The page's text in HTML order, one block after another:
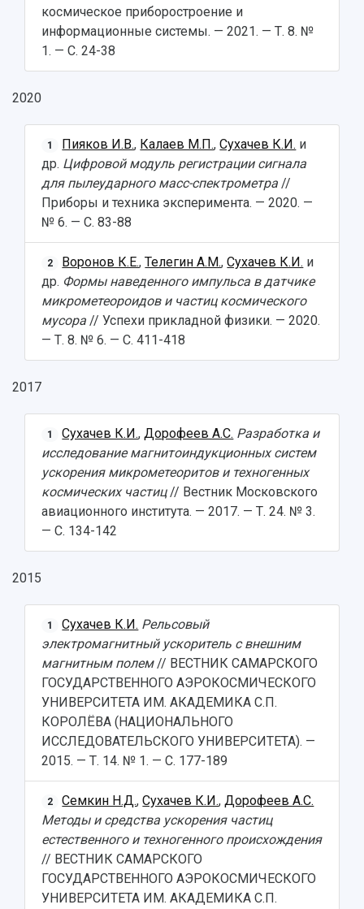
космическое приборостроение и
информационные системы. — 2021. — Т. 8. №
1. — С. 24-38
2020
1 Пияков И.В., Калаев М.П.,Сухачев К.И. и
др. Цифровой модуль регистрации сигнала
для пылеударного масс-спектрометра //
Приборы и техника эксперимента. — 2020. —
№ 6. — С. 83-88
2 Воронов К.Е.,Телегин А.М.,Сухачев К.И. и
др. Формы наведенного импульса в датчике
микрометеороидов и частиц космического
мусора // Успехи прикладной физики. — 2020.
— Т. 8. № 6. — С. 411-418
2017
1 Сухачев К.И.,Дорофеев А.С. Разработка и
исследование магнитоиндукционных систем
ускорения микрометеоритов и техногенных
космических частиц// Вестник Московского
авиационного института. — 2017. — Т. 24. № 3.
— С. 134-142
2015
1 Сухачев К.И. Рельсовый
электромагнитный ускоритель с внешним
магнитным полем// ВЕСТНИК САМАРСКОГО
ГОСУДАРСТВЕННОГО АЭРОКОСМИЧЕСКОГО
УНИВЕРСИТЕТА ИМ. АКАДЕМИКА С.П.
КОРОЛЁВА (НАЦИОНАЛЬНОГО
ИССЛЕДОВАТЕЛЬСКОГО УНИВЕРСИТЕТА). —
2015. — Т. 14. № 1. — С. 177-189
2 Семкин Н.Д.,Сухачев К.И.,Дорофеев А.С.
Методы и средства ускорения частиц
естественного и техногенного происхождения
// ВЕСТНИК САМАРСКОГО
ГОСУДАРСТВЕННОГО АЭРОКОСМИЧЕСКОГО
УНИВЕРСИТЕТА ИМ. АКАДЕМИКА С.П.